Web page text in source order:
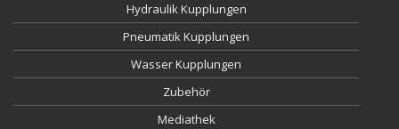
Hydraulik Kupplungen
Pneumatik Kupplungen
Wasser Kupplungen
Zubehör
Mediathek